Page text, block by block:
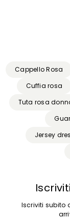
Cappello Rosa
Cuffia rosa
Tuta rosa
Jersey
Iscriviti subito